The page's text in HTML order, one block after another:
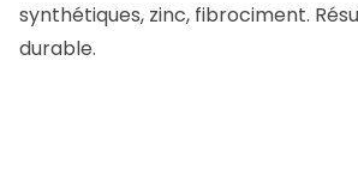
synthétiques, zinc, fibrociment.
durable.